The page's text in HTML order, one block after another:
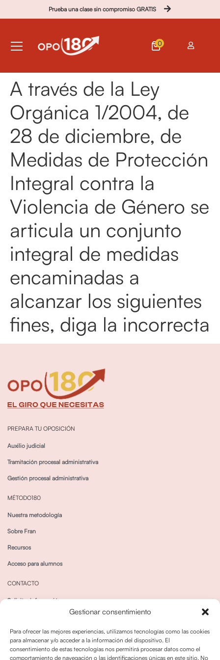
Gestionar consentimiento
Para ofrecer las mejores experiencias, utilizamos tecnologías como las cookies
para almacenar y/o acceder a la información del dispositivo. El
consentimiento de estas tecnologías nos permitirá procesar datos como el
comportamiento de navegación o las identificaciones únicas en este sitio. No
Prueba una clase sin compromiso GRATIS
0
A través de la Ley
Orgánica 1/2004, de
28 de diciembre, de
Medidas de Protección
Integral contra la
Violencia de Género se
articula un conjunto
integral de medidas
encaminadas a
alcanzar los siguientes
fines, diga la incorrecta
PREPARA TU OPOSICIÓN
Auxilio judicial
Tramitación procesal administrativa
Gestión procesal administrativa
MÉTODO180
Nuestra metodología
Sobre Fran
Recursos
Acceso para alumnos
CONTACTO
Solicitar información